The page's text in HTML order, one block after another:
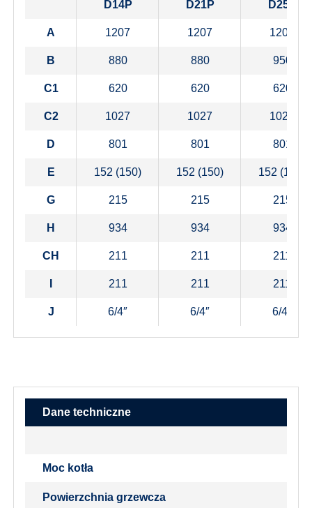
D14P D21P D25P
A 1207 1207 1207
B 880 880 950
C1 620 620 620
C2 1027 1027 1027
D 801 801 801
E 152 (150) 152 (150) 152 (150)
G 215 215 215
H 934 934 934
CH 211 211 211
211 211 211
J 6/4″ 6/4″ 6/4″
Dane techniczne
Moc kotła
Powierzchnia grzewcza